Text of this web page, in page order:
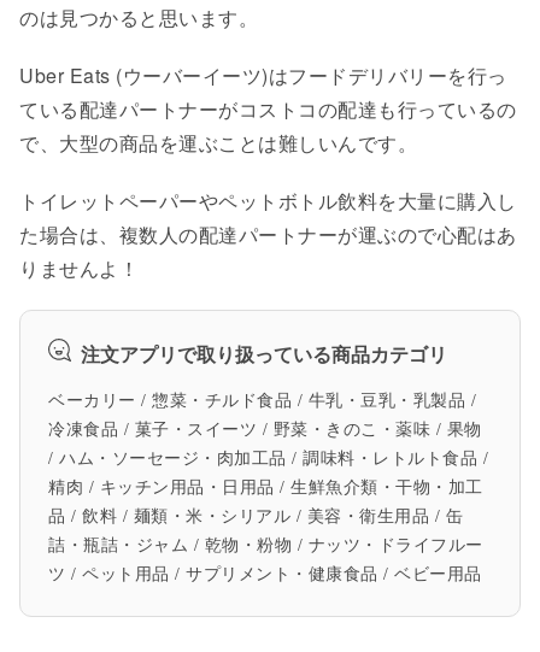
のは見つかると思います。
Uber Eats (ウーバーイーツ)はフードデリバリーを行っ
ている配達パートナーがコストコの配達も行っているの
で、大型の商品を運ぶことは難しいんです。
トイレットペーパーやペットボトル飲料を大量に購入し
た場合は、複数人の配達パートナーが運ぶので心配はあ
りませんよ！
注文アプリで取り扱っている商品カテゴリ
ベーカリー / 惣菜・チルド食品 / 牛乳・豆乳・乳製品 /
冷凍食品 / 菓子・スイーツ / 野菜・きのこ・薬味 / 果物
/ ハム・ソーセージ・肉加工品 / 調味料・レトルト食品 /
精肉 / キッチン用品・日用品 / 生鮮魚介類・干物・加工
品 / 飲料 / 麺類・米・シリアル / 美容・衛生用品 / 缶
詰・瓶詰・ジャム / 乾物・粉物 / ナッツ・ドライフルー
ツ / ペット用品 / サプリメント・健康食品 / ベビー用品